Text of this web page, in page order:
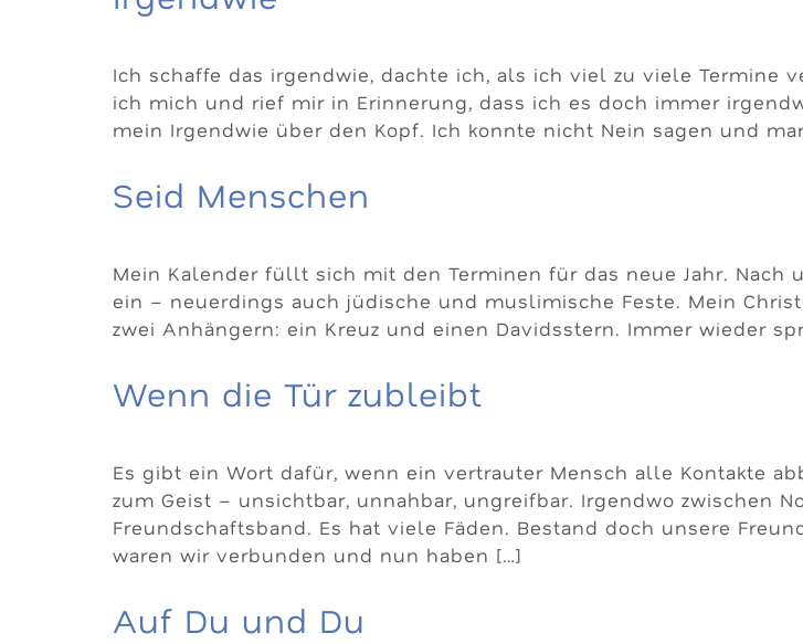
Ich schaffe das irgendwie, dachte ich, als ich viel zu viele Termine
ich mich und rief mir in Erinnerung, dass ich es doch immer
mein Irgendwie über den Kopf. Ich konnte nicht Nein sagen und
Seid Menschen
Mein Kalender füllt sich mit den Terminen für das neue Jahr. Nach
ein – neuerdings auch jüdische und muslimische Feste. Mein
zwei Anhängern: ein Kreuz und einen Davidsstern. Immer wieder
Wenn die Tür zubleibt
Es gibt ein Wort dafür, wenn ein vertrauter Mensch alle Kontakte
zum Geist – unsichtbar, unnahbar, ungreifbar. Irgendwo zwischen
Freundschaftsband. Es hat viele Fäden. Bestand doch unsere
waren wir verbunden und nun haben […]
Auf Du und Du